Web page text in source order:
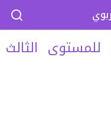
للمستوى الثالث